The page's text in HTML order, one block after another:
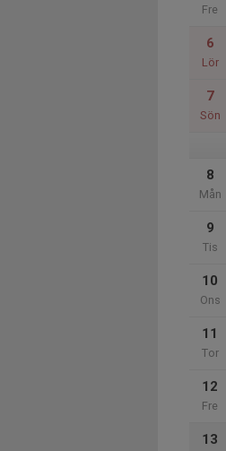
Fre
6
Lör
7
Sön
8
Mån
9
Tis
10
Ons
11
Tor
12
Fre
13